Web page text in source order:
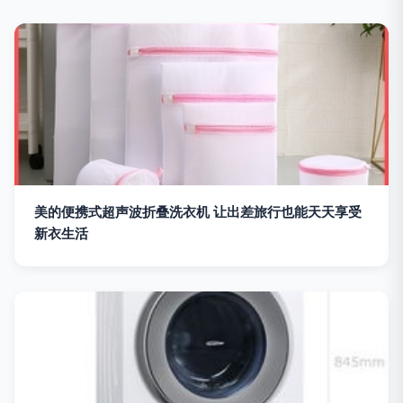
美的便携式超声波折叠洗衣机 让出差旅行也能天天享受
新衣生活